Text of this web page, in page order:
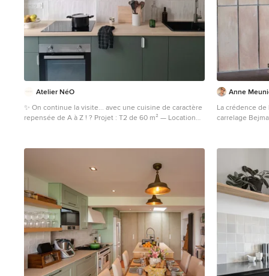
Atelier NéO
✨ On continue la visite... avec une cuisine de caractère
repensée de A à Z ! ? Projet : T2 de 60 m² — Location
en conservant le charme de l’ancien avec ce bel
Un vert profond aux nuances bleu-vert fumé pour le
mobilier bas, associé à un blanc cassé minéral sur les
murs. Ce duo apporte à la fois fraîcheur, sérénité et
luminosité, tout en soulignant l’élégance de la pièce.
@farrowandball skimming stone & green stone ? Côté
matières, la star ici c’est la crédence en faïence, à la fois
authentique et décorative. Une touche d’artisanat qui
sublime la cuisine avec raffinement et personnalité.
@pointp_fr faïence coloker blanc et revêtement quick
step béton galet ? Swipez pour découvrir l’avant / après
: une transformation qui vaut le détour !
Anne
La crédence
carrelage
sont
de
de travail en
pour une